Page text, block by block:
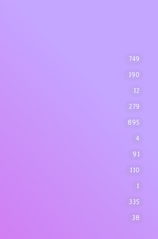
749
190
12
279
895
4
91
110
1
335
38